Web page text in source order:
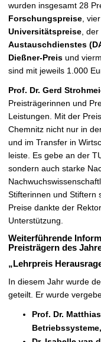
wurden insgesamt 28
Forschungspreise vier
Universitätspreise , der
Austauschdienstes
Dießner-Preis und
sind mit jeweils 1.000
Prof. Dr. Gerd
Preisträgerinnen und
Leistungen. Mit der
Chemnitz nicht nur in
und im Transfer in
leiste. Es gebe an der
sondern auch starke
Stifterinnen und Stiftern
Preise dankte der
Unterstützung.
Weiterführende
Preisträgern des
„Lehrpreis
In diesem Jahr wurde
geteilt. Er wurde
Prof. Dr.
Betriebssysteme,